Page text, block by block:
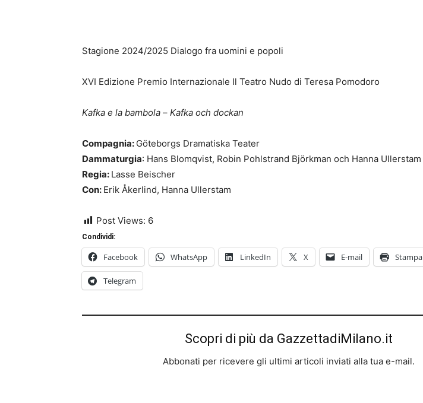
Stagione 2024/2025 Dialogo fra uomini e popoli
XVI Edizione Premio Internazionale Il Teatro Nudo di Teresa Pomodoro
Kafka e la bambola – Kafka och dockan
Compagnia: Göteborgs Dramatiska Teater
Dammaturgia: Hans Blomqvist, Robin Pohlstrand Björkman och Hanna Ullerstam
Regia: Lasse Beischer
Con: Erik Åkerlind, Hanna Ullerstam
Post Views: 6
Condividi:
Facebook WhatsApp LinkedIn X E-mail Stampa
Telegram
Scopri di più da GazzettadiMilano.it
Abbonati per ricevere gli ultimi articoli inviati alla tua e-mail.